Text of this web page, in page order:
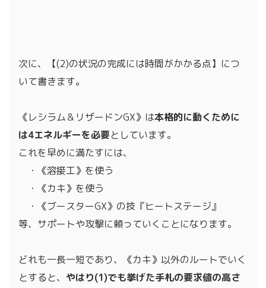
次に、【(2)の状況の完成には時間がかかる点】につ
いて書きます。
《レシラム＆リザードンGX》は本格的に動くために
は4エネルギーを必要としています。
これを早めに満たすには、
・《溶接工》を使う
・《カキ》を使う
・《ブースターGX》の技『ヒートステージ』
等、サポートや攻撃に頼っていくことになります。
どれも一長一短であり、《カキ》以外のルートでいく
とすると、 やはり(1)でも挙げた手札の要求値の高さ